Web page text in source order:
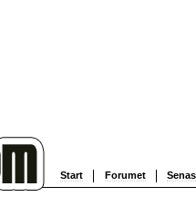
Start Forumet